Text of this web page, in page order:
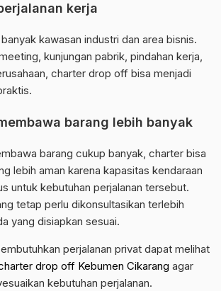
kerja
kawasan industri dan area bisnis.
kunjungan pabrik, pindahan kerja,
charter drop off bisa menjadi
barang lebih banyak
barang cukup banyak, charter bisa
lebih aman karena kapasitas kendaraan
untuk kebutuhan perjalanan tersebut.
tetap perlu dikonsultasikan terlebih
yang disiapkan sesuai.
perjalanan privat dapat melihat
drop off Kebumen Cikarang agar
kebutuhan perjalanan.